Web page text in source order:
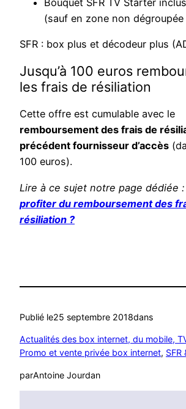
(sauf en zone non dégroupée
SFR : box plus et décodeur plus
Jusqu’à 100 euros
les frais de résiliation
Cette offre est cumulable avec le
remboursement des frais de
précédent fournisseur d’accès
100 euros).
Lire à ce sujet notre page dédiée :
profiter du remboursement des
résiliation ?
Publié le25 septembre 2018dans
Actualités des box internet, du mobile,
Promo et vente privée box internet, SFR
parAntoine Jourdan